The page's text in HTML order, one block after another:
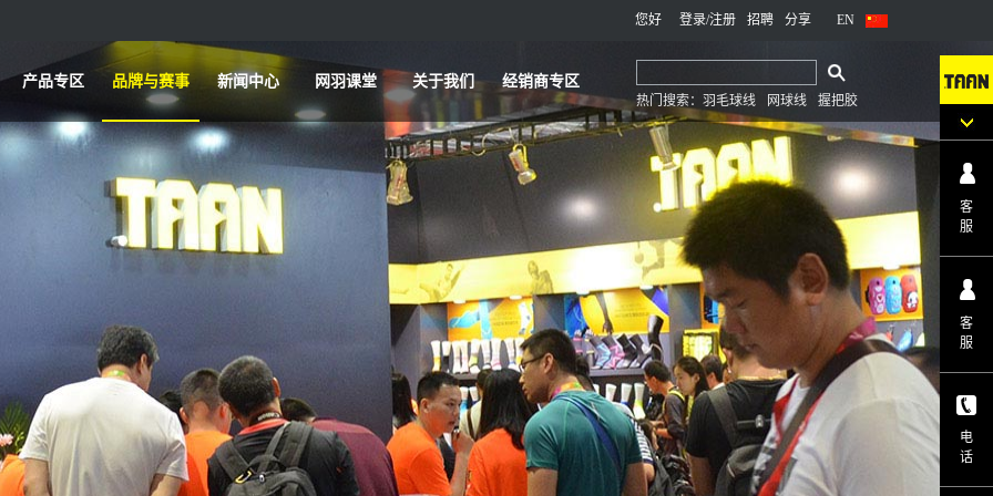
EN
招聘 分享
您好 登录/注册
热门搜索： 羽毛球线 网球线 握把胶
产品专区 品牌与赛事 新闻中心 网羽课堂 关于我们 经销商专区
客
服
客
服
电
话